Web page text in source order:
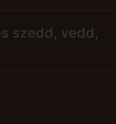
szedd, vedd,